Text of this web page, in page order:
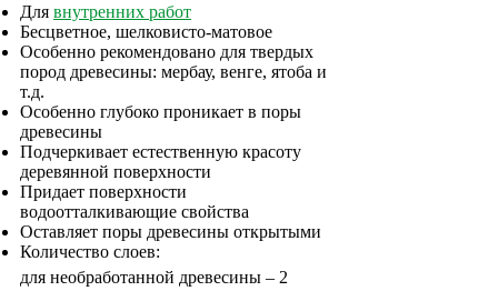
Для внутренних работ
Бесцветное, шелковисто-матовое
Особенно рекомендовано для твердых
пород древесины: мербау, венге, ятоба и
т.д.
Особенно глубоко проникает в поры
древесины
Подчеркивает естественную красоту
деревянной поверхности
Придает поверхности
водоотталкивающие свойства
Оставляет поры древесины открытыми
Количество слоев:
для необработанной древесины – 2